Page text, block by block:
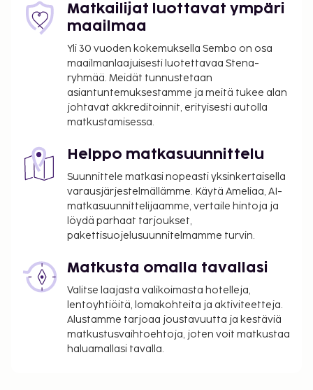
Matkailijat luottavat ympäri
maailmaa
Yli 30 vuoden kokemuksella Sembo on osa
maailmanlaajuisesti luotettavaa Stena-
ryhmää. Meidät tunnustetaan
asiantuntemuksestamme ja meitä tukee alan
johtavat akkreditoinnit, erityisesti autolla
matkustamisessa.
Helppo matkasuunnittelu
Suunnittele matkasi nopeasti yksinkertaisella
varausjärjestelmällämme. Käytä Ameliaa, AI-
matkasuunnittelijaamme, vertaile hintoja ja
löydä parhaat tarjoukset,
pakettisuojelusuunnitelmamme turvin.
Matkusta omalla tavallasi
Valitse laajasta valikoimasta hotelleja,
lentoyhtiöitä, lomakohteita ja aktiviteetteja.
Alustamme tarjoaa joustavuutta ja kestäviä
matkustusvaihtoehtoja, joten voit matkustaa
haluamallasi tavalla.